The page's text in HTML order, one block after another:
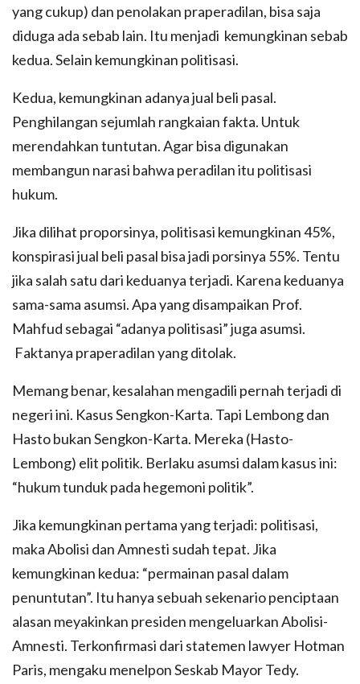
yang cukup) dan penolakan praperadilan, bisa saja
diduga ada sebab lain. Itu menjadi kemungkinan sebab
kedua. Selain kemungkinan politisasi.
Kedua, kemungkinan adanya jual beli pasal.
Penghilangan sejumlah rangkaian fakta. Untuk
merendahkan tuntutan. Agar bisa digunakan
membangun narasi bahwa peradilan itu politisasi
hukum.
Jika dilihat proporsinya, politisasi kemungkinan 45%,
konspirasi jual beli pasal bisa jadi porsinya 55%. Tentu
jika salah satu dari keduanya terjadi. Karena keduanya
sama-sama asumsi. Apa yang disampaikan Prof.
Mahfud sebagai “adanya politisasi” juga asumsi.
Faktanya praperadilan yang ditolak.
Memang benar, kesalahan mengadili pernah terjadi di
negeri ini. Kasus Sengkon-Karta. Tapi Lembong dan
Hasto bukan Sengkon-Karta. Mereka (Hasto-
Lembong) elit politik. Berlaku asumsi dalam kasus ini:
“hukum tunduk pada hegemoni politik”.
Jika kemungkinan pertama yang terjadi: politisasi,
maka Abolisi dan Amnesti sudah tepat. Jika
kemungkinan kedua: “permainan pasal dalam
penuntutan”. Itu hanya sebuah sekenario penciptaan
alasan meyakinkan presiden mengeluarkan Abolisi-
Amnesti. Terkonfirmasi dari statemen lawyer Hotman
Paris, mengaku menelpon Seskab Mayor Tedy.